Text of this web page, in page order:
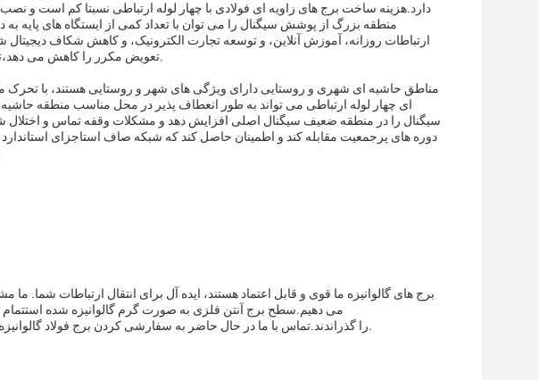
دارد.هزینه ساخت برج های زاویه ای فولادی با چهار لوله ارتباطی نسبتا کم است
منطقه بزرگ از پوشش سیگنال را می توان با تعداد کمی از ایستگاه های پایه
ارتباطات روزانه، آموزش آنلاین، و توسعه تجارت الکترونیک، و کاهش شکاف
مناطق حاشیه ای شهری و روستایی دارای ویژگی های شهر و روستایی هستند، با تحرک
ای چهار لوله ارتباطی می تواند به طور انعطاف پذیر در محل مناسب منطقه
سیگنال را در منطقه ضعیف سیگنال اصلی افزایش دهد و مشکلات وقفه تماس و اختلال
دوره های پرجمعیت مقابله کند و اطمینان حاصل کند که شبکه صاف استاجزای
برج های گالوانیزه ما قوی و قابل اعتماد هستند، ایده آل برای انتقال ارتباطات شما.
می دهیم.سطح برج آنتن فلزی به صورت گرم گالوانیزه شده استتمام